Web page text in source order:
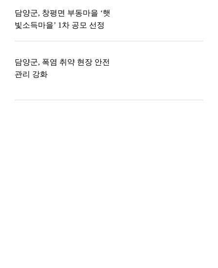
담양군, 창평면 부동마을 ‘햇
빛소득마을’ 1차 공모 선정
담양군, 폭염 취약 현장 안전
관리 강화